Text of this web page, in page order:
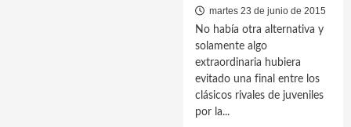
martes 23 de junio de 2015
No había otra alternativa y
solamente algo
extraordinaria hubiera
evitado una final entre los
clásicos rivales de juveniles
por la...